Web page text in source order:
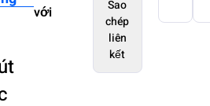
với
Sao
chép
liên
kết